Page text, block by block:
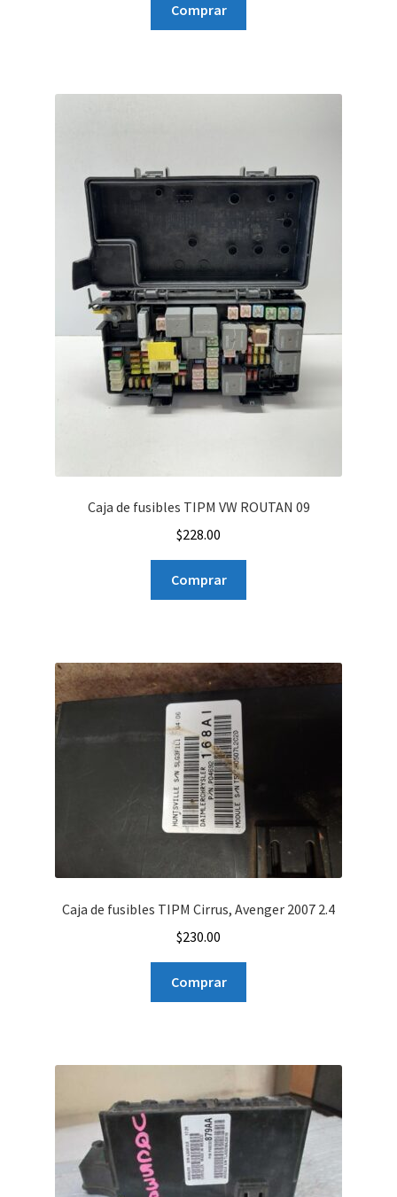
Comprar
Caja de fusibles TIPM VW ROUTAN 09
$228.00
Comprar
Caja de fusibles TIPM Cirrus, Avenger 2007 2.4
$230.00
Comprar